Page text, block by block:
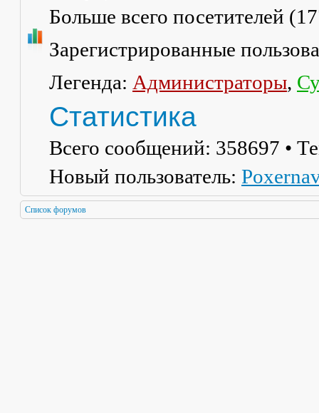
Больше всего посетителей (
Зарегистрированные
Легенда: Администраторы,
Статистика
Всего сообщений: 358697 •
Новый пользователь:
Список форумов